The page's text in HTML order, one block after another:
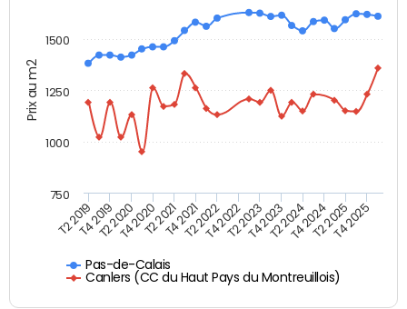
Prix au m2
Pas-de-Calais
Canlers (CC du Haut Pays du Montreuillois)
T2 2019T4 2019T2 2020T4 2020T2 2021T4 2021T2 2022T4 2022T2 2023T4 2023T2 2024T4 2024T2 2025T4 2025
1000
750
1250
1500